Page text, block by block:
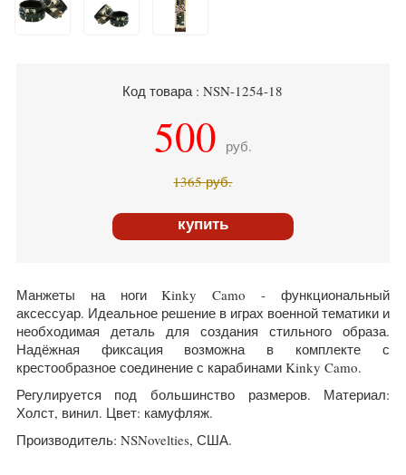
Код товара : NSN-1254-18
500 руб.
1365руб.
купить
Манжеты на ноги Kinky Camo - функциональный
аксессуар. Идеальное решение в играх военной тематики и
необходимая деталь для создания стильного образа.
Надёжная фиксация возможна в комплекте с
крестообразное соединение с карабинами Kinky Camo.
Регулируется под большинство размеров. Материал:
Холст, винил. Цвет: камуфляж.
Производитель: NSNovelties, США.